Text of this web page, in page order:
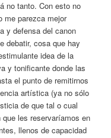
no tanto. Con esto no
me parezca mejor
y defensa del canon
debatir, cosa que hay
idea de la
y tonificante donde las
el punto de remitirnos
artística (ya no sólo
de que tal o cual
les reservaríamos en
llenos de capacidad